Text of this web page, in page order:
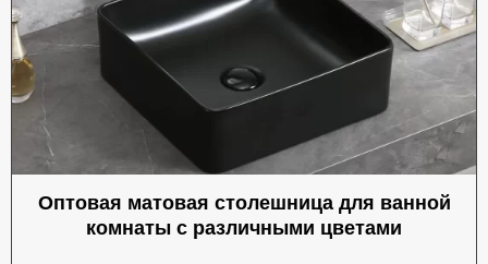
Оптовая матовая столешница для ванной
комнаты с различными цветами